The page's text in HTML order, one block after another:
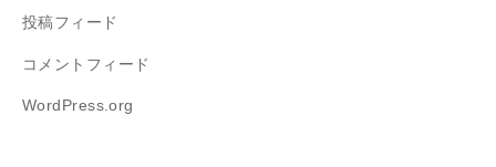
投稿フィード
コメントフィード
WordPress.org